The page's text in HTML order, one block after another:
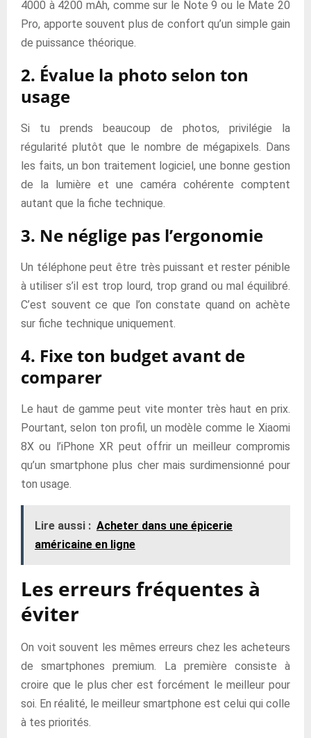
4000 à 4200 mAh, comme sur le Note 9 ou le Mate 20
Pro, apporte souvent plus de confort qu’un simple gain
de puissance théorique.
2. Évalue la photo selon ton
usage
Si tu prends beaucoup de photos, privilégie la
régularité plutôt que le nombre de mégapixels. Dans
les faits, un bon traitement logiciel, une bonne gestion
de la lumière et une caméra cohérente comptent
autant que la fiche technique.
3. Ne néglige pas l’ergonomie
Un téléphone peut être très puissant et rester pénible
à utiliser s’il est trop lourd, trop grand ou mal équilibré.
C’est souvent ce que l’on constate quand on achète
sur fiche technique uniquement.
4. Fixe ton budget avant de
comparer
Le haut de gamme peut vite monter très haut en prix.
Pourtant, selon ton profil, un modèle comme le Xiaomi
8X ou l’iPhone XR peut offrir un meilleur compromis
qu’un smartphone plus cher mais surdimensionné pour
ton usage.
Lire aussi : Acheter dans une épicerie
américaine en ligne
Les erreurs fréquentes à
éviter
On voit souvent les mêmes erreurs chez les acheteurs
de smartphones premium. La première consiste à
croire que le plus cher est forcément le meilleur pour
soi. En réalité, le meilleur smartphone est celui qui colle
à tes priorités.